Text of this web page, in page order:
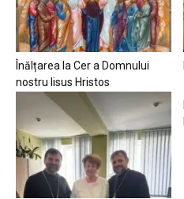
Înălțarea la Cer a Domnului
nostru Iisus Hristos